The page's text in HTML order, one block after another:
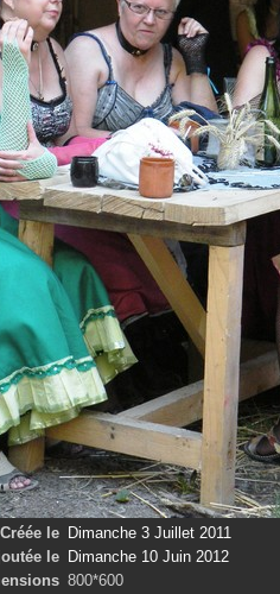
Créée le Dimanche 3 Juillet 2011
le
Dimanche 10 Juin 2012
800*600